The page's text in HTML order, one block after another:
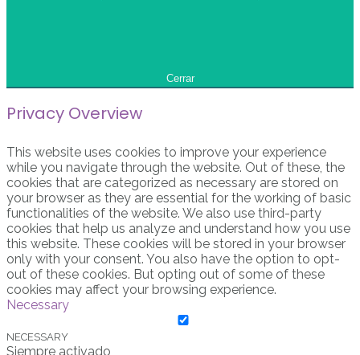
Cerrar
Privacy Overview
This website uses cookies to improve your experience
while you navigate through the website. Out of these, the
cookies that are categorized as necessary are stored on
your browser as they are essential for the working of basic
functionalities of the website. We also use third-party
cookies that help us analyze and understand how you use
this website. These cookies will be stored in your browser
only with your consent. You also have the option to opt-
out of these cookies. But opting out of some of these
cookies may affect your browsing experience.
Necessary
NECESSARY
Siempre activado